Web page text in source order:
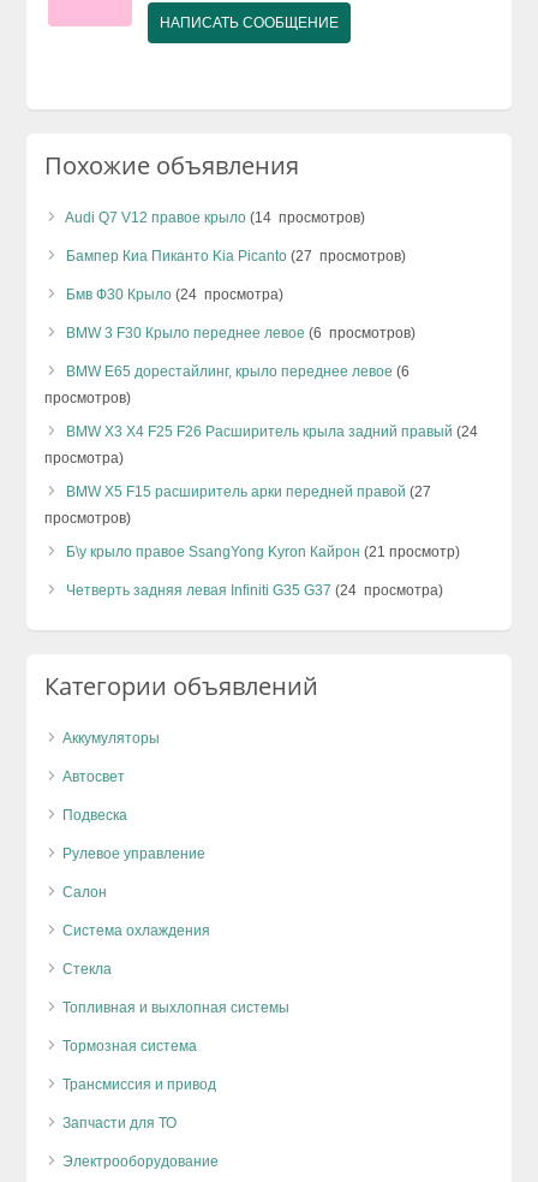
НАПИСАТЬ СООБЩЕНИЕ
Похожие объявления
Audi Q7 V12 правое крыло (14 просмотров)
Бампер Киа Пиканто Kia Picanto (27 просмотров)
Бмв Ф30 Крыло (24 просмотра)
BMW 3 F30 Крыло переднее левое (6 просмотров)
BMW E65 дорестайлинг, крыло переднее левое (6
просмотров)
BMW X3 X4 F25 F26 Расширитель крыла задний правый (24
просмотра)
BMW X5 F15 расширитель арки передней правой (27
просмотров)
Б\у крыло правое SsangYong Kyron Кайрон (21 просмотр)
Четверть задняя левая Infiniti G35 G37 (24 просмотра)
Категории объявлений
Аккумуляторы
Автосвет
Подвеска
Рулевое управление
Салон
Система охлаждения
Стекла
Топливная и выхлопная системы
Тормозная система
Трансмиссия и привод
Запчасти для ТО
Электрооборудование